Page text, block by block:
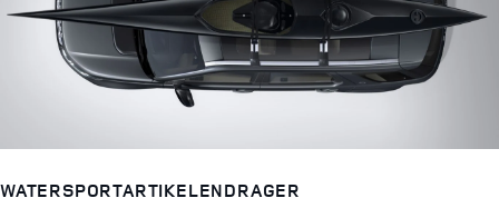
WATERSPORTARTIKELENDRAGER